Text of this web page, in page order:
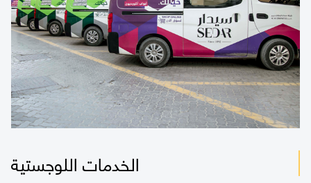
الخدمات اللوجستية